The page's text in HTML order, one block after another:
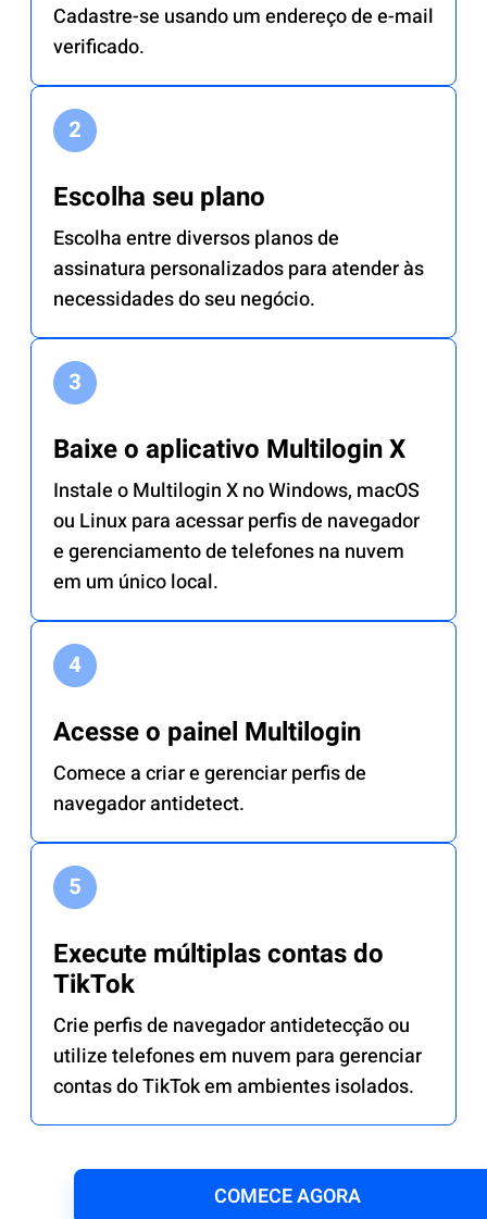
Cadastre-se usando um endereço de e-mail
verificado.
Escolha seu plano
Escolha entre diversos planos de
assinatura personalizados para atender às
necessidades do seu negócio.
Baixe o aplicativo Multilogin X
Instale o Multilogin X no Windows, macOS
ou Linux para acessar perfis de navegador
e gerenciamento de telefones na nuvem
em um único local.
Acesse o painel Multilogin
Comece a criar e gerenciar perfis de
navegador antidetect.
Execute múltiplas contas do
TikTok
Crie perfis de navegador antidetecção ou
utilize telefones em nuvem para gerenciar
contas do TikTok em ambientes isolados.
COMECE AGORA